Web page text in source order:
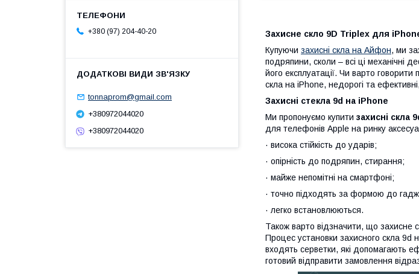
Захисне скло 9D Triplex для
Купуючи захисні скла на Айфон, ми
подряпини, сколи – всі ці механічні
його експлуатації. Чи варто
скла на iPhone, недорогі та
Захисні стекла 9d на iPhone
Ми пропонуємо купити захисні скла 9
для телефонів Apple на ринку
· висока стійкість до ударів;
· опірність до подряпин, стирання;
· майже непомітні на смартфоні;
· точно підходять за формою до
· легко встановлюються.
Також варто відзначити, що захисне
Процес установки захисного скла 9d
входять серветки, які допомагають
готовий відправити замовлення
+380 (97) 204-40-20
tonnaprom@gmail.com
+380972044020
+380972044020